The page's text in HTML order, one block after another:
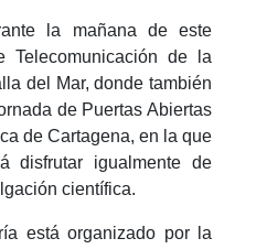
la mañana de este
de la
del Mar, donde también
de Puertas Abiertas
de Cartagena, en la que
disfrutar igualmente de
científica.
está organizado por la